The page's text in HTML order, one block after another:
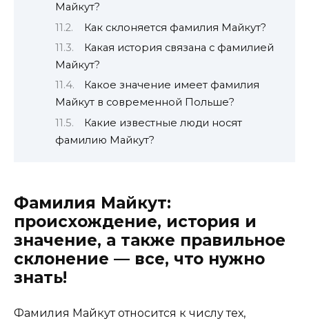
Майкут?
Как склоняется фамилия Майкут?
Какая история связана с фамилией
Майкут?
Какое значение имеет фамилия
Майкут в современной Польше?
Какие известные люди носят
фамилию Майкут?
Фамилия Майкут:
происхождение, история и
значение, а также правильное
склонение — все, что нужно
знать!
Фамилия Майкут относится к числу тех,